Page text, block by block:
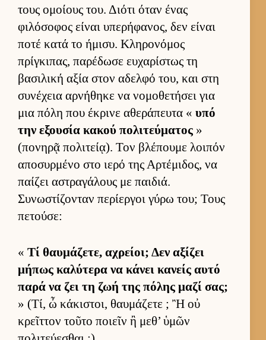
τους ομοί­ους του. Διότι όταν ένας
φιλόσοφος εί­ναι υπερήφανος, δεν εί­ναι
ποτέ κατά το ήμισυ. Κληρονόμος
πρίγκιπας, παρέδωσε ευ­χαρίστως τη
βασιλική αξία στον αδελφό του, και στη
συνέχεια αρ­νήθηκε να νομοθετήσει για
μια πόλη που έκρινε αθεράπευτα « υπό
την εξου­σία κακού πολιτεύ­ματος »
(πονηρᾷ πολιτεί­ᾳ). Τον βλέπουμε λοι­πόν
αποσυρ­μένο στο ιερό της Αρ­τέμιδος, να
παί­ζει αστραγάλους με παι­διά.
Συνωστίζονταν περίερ­γοι γύρω του; Τους
πετού­σε:
« Τί θαυ­μάζετε, αχρεί­οι; Δεν αξίζει
μήπως καλύτερα να κάνει κανείς αυτό
παρά να ζει τη ζωή της πόλης μαζί σας;
» (Τί, ὦ κάκιστοι, θαυ­μάζετε ; Ἢ οὐ
κρεῖτ­τον τοῦτο ποιεῖν ἢ μεθ’ ὑμῶν